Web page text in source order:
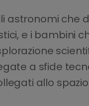
astronomi che
e i bambini
a sfide
allo